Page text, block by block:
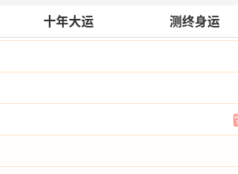
十年大运 测终身运